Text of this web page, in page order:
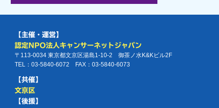
【主催・運営】
認定NPO法人キャンサーネットジャパン
〒113-0034 東京都文京区湯島1-10-2 御茶ノ水K&Kビル2F
TEL：03-5840-6072 FAX：03-5840-6073
【共催】
文京区
【後援】